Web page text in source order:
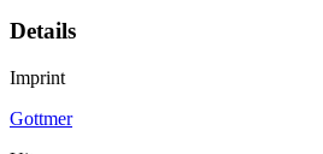
Details
Imprint
Gottmer